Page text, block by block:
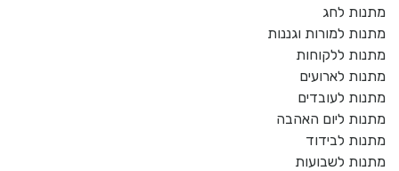
מתנות לחג
מתנות למורות וגננות
מתנות ללקוחות
מתנות לארועים
מתנות לעובדים
מתנות ליום האהבה
מתנות לבידוד
מתנות לשבועות